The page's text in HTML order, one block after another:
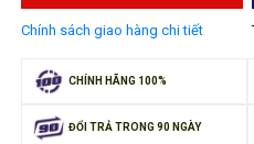
Chính sách giao hàng chi tiết
CHÍNH HÃNG 100%
ĐỔI TRẢ TRONG 90 NGÀY